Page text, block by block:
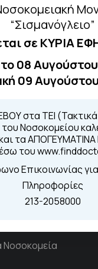
“Σισμανόγλειο”
σε ΚΥΡΙΑ
08
09
στα ΤΕΙ
του Νοσοκομείου
τα ΑΠΟΓΕΥΜΑΤΙΝΑ
του
Επικοινωνίας για
Πληροφορίες
213-2058000
πρωινά και τα
Από τον ιστότοπο
1566
Μέσω της εφαρμογής
Σισμανόγλειο -
με άλλα
υγείας στα πλαίσια
βελτίωσης της
Νοσοκομεία